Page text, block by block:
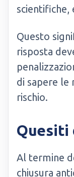
scientifiche,
Questo
risposta
di sapere le
rischio.
Quesiti
Al termine
chiusura